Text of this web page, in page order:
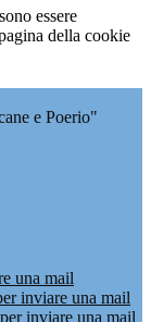
essere
della cookie
e Poerio"
una mail
inviare una mail
inviare una mail